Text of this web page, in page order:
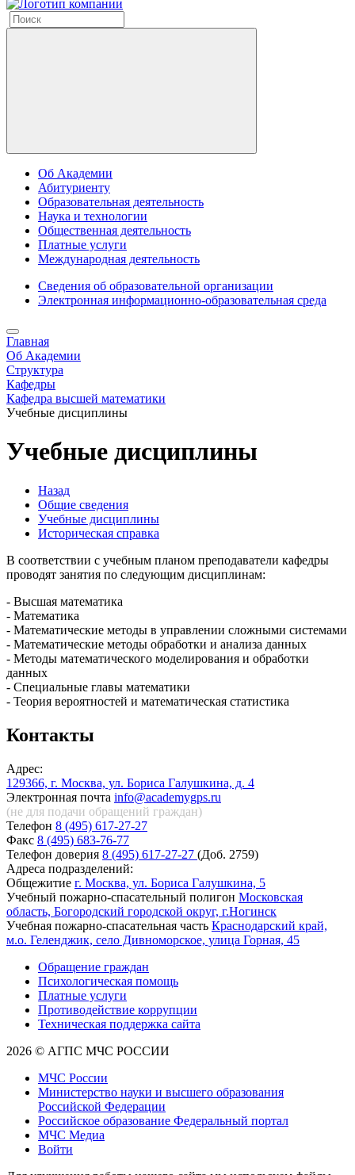
Об Академии
Абитуриенту
Образовательная деятельность
Наука и технологии
Общественная деятельность
Платные услуги
Международная деятельность
Сведения об образовательной организации
Электронная информационно-образовательная среда
Главная
Об Академии
Структура
Кафедры
Кафедра высшей математики
Учебные дисциплины
Учебные дисциплины
Назад
Общие сведения
Учебные дисциплины
Историческая справка
В соответствии с учебным планом преподаватели кафедры
проводят занятия по следующим дисциплинам:
- Высшая математика
- Математика
- Математические методы в управлении сложными системами
- Математические методы обработки и анализа данных
- Методы математического моделирования и обработки
данных
- Специальные главы математики
- Теория вероятностей и математическая статистика
Контакты
Адрес:
129366, г. Москва, ул. Бориса Галушкина, д. 4
Электронная почта info@academygps.ru
(не для подачи обращений граждан)
Телефон 8 (495) 617-27-27
Факс 8 (495) 683-76-77
Телефон доверия 8 (495) 617-27-27 (Доб. 2759)
Адреса подразделений:
Общежитие г. Москва, ул. Бориса Галушкина, 5
Учебный пожарно-спасательный полигон Московская
область, Богородский городской округ, г.Ногинск
Учебная пожарно-спасательная часть Краснодарский край,
м.о. Геленджик, село Дивноморское, улица Горная, 45
Обращение граждан
Психологическая помощь
Платные услуги
Противодействие коррупции
Техническая поддержка сайта
2026 © АГПС МЧС РОССИИ
МЧС России
Министерство науки и высшего образования
Российской Федерации
Российское образование Федеральный портал
МЧС Медиа
Войти